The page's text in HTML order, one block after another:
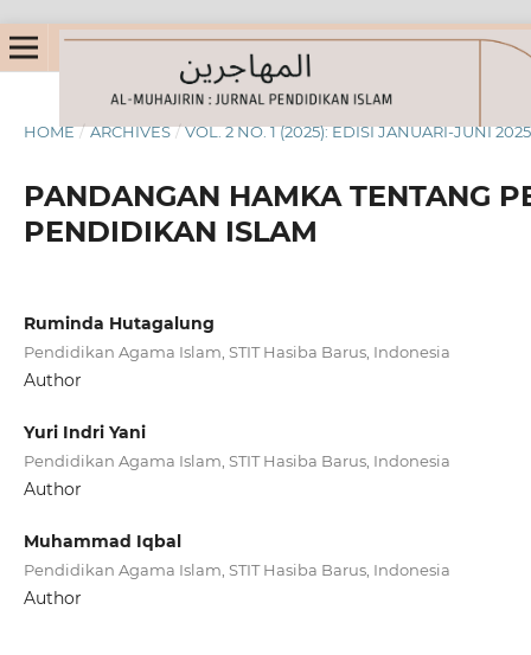
HOME / ARCHIVES / VOL. 2 NO. 1 (2025): EDISI JANUARI-JUNI 2025
PANDANGAN HAMKA TENTANG
PENDIDIKAN ISLAM
Ruminda Hutagalung
Pendidikan Agama Islam, STIT Hasiba Barus, Indonesia
Author
Yuri Indri Yani
Pendidikan Agama Islam, STIT Hasiba Barus, Indonesia
Author
Muhammad Iqbal
Pendidikan Agama Islam, STIT Hasiba Barus, Indonesia
Author